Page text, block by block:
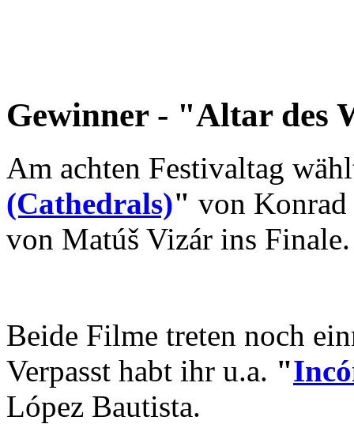
Gewinner - "Altar des
Am achten Festivaltag
(Cathedrals)" von
von Matúš Vizár ins
Beide Filme treten noch
Verpasst habt ihr u.a. "
López Bautista.